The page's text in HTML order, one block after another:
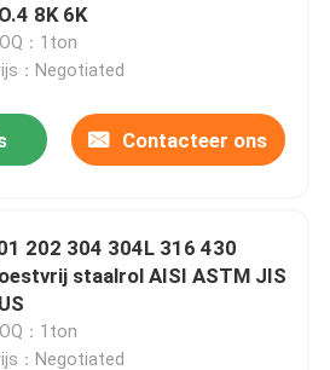
8K 6K
：1ton
：Negotiated
Contacteer ons
202 304 304L 316 430
staalrol AISI ASTM JIS
：1ton
：Negotiated